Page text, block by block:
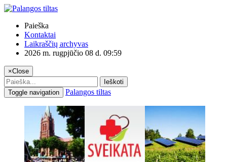
Paieška
Kontaktai
Laikraščių archyvas
2026 m. rugpjūčio 08 d. 09:59
×Close
Ieškoti
Toggle navigation
Palangos tiltas